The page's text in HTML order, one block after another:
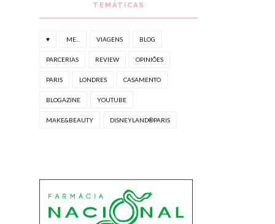
TEMÁTICAS
♥ ME... VIAGENS BLOG
PARCERIAS REVIEW OPINIÕES
PARIS LONDRES CASAMENTO
BLOGAZINE YOUTUBE
MAKE&BEAUTY DISNEYLAND®PARIS